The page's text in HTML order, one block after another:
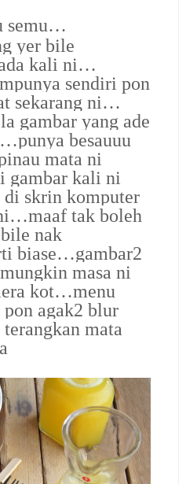
semu…
yer bile
kali ni…
sendiri pon
sekarang ni…
gambar yang ade
besauuu
mata ni
gambar kali ni
skrin komputer
tak boleh
nak
biase…gambar2
masa ni
kot…menu
agak2 blur
mata